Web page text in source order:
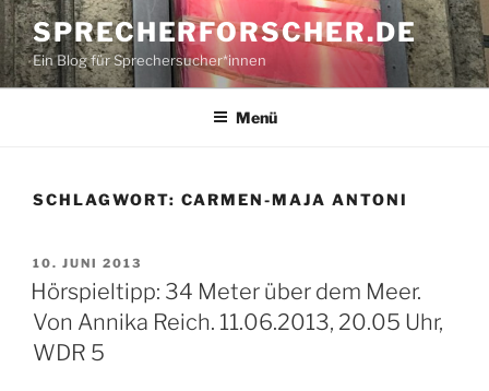
Zum
Inhalt
springen
SPRECHERFORSCHER.DE
Ein Blog für Sprechersucher*innen
Menü
SCHLAGWORT: CARMEN-MAJA ANTONI
VERÖFFENTLICHT
AM
10. JUNI 2013
Hörspieltipp: 34 Meter über dem Meer.
Von Annika Reich. 11.06.2013, 20.05 Uhr,
WDR 5